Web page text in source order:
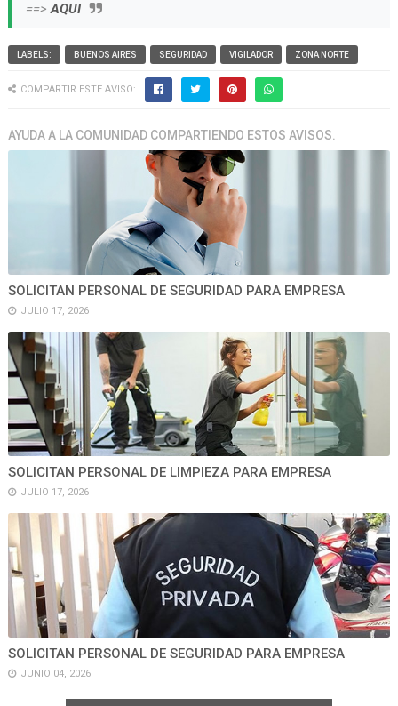
==>AQUI
LABELS: BUENOS AIRES SEGURIDAD VIGILADOR ZONA NORTE
COMPARTIR ESTE AVISO:
AYUDA A LA COMUNIDAD COMPARTIENDO ESTOS AVISOS.
SOLICITAN PERSONAL DE SEGURIDAD PARA EMPRESA
JULIO 17, 2026
SOLICITAN PERSONAL DE LIMPIEZA PARA EMPRESA
JULIO 17, 2026
SOLICITAN PERSONAL DE SEGURIDAD PARA EMPRESA
JUNIO 04, 2026